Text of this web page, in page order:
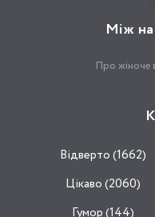
Між
Про жіноче
Відвертo (1662)
Цікаво (2060)
Гумор (144)